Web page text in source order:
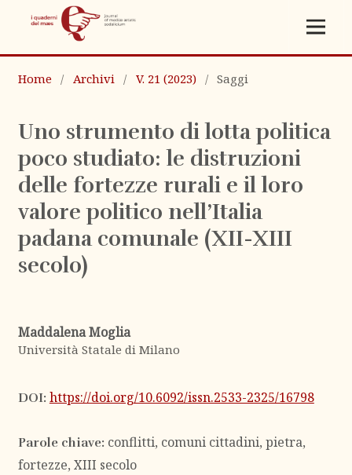
Home / Archivi / V. 21 (2023) / Saggi
Uno strumento di lotta politica
poco studiato: le distruzioni
delle fortezze rurali e il loro
valore politico nell’Italia
padana comunale (XII-XIII
secolo)
Maddalena Moglia
Università Statale di Milano
DOI: https://doi.org/10.6092/issn.2533-2325/16798
Parole chiave: conflitti, comuni cittadini, pietra,
fortezze, XIII secolo